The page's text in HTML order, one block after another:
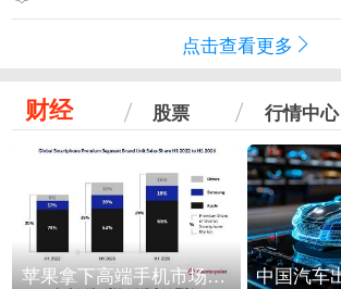
点击查看更多
财经 股票 行情中心
苹果拿下高端手机市场65%的份额：iPhone 17系列功不可没